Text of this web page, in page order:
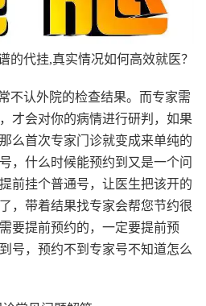
的代挂,真实情况如何高效就医？
不认外院的检查结果。而专家需
才会对你的病情进行研判，如果
么首次专家门诊就变成来单纯的
，什么时候能预约到又是一个问
前挂个普通号，让医生把该开的
，带着结果找专家会帮您节约很
要提前预约的，一定要提前预
号，预约不到专家号不知道怎么